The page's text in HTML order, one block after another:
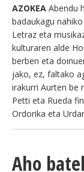
AZOKEA Abendu
badaukagu
Letraz eta
kulturaren alde
berben eta
jako, ez, faltako
irakurri Aurten be
Petti eta Rueda
Ordorika eta
Aho